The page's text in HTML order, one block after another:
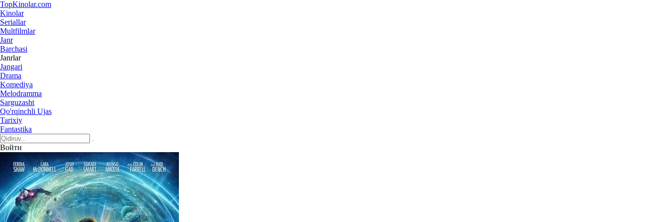
TopKinolar.com
Kinolar
Seriallar
Multfilmlar
Janr
Barchasi
Janrlar
Jangari
Drama
Komediya
Melodramma
Sarguzasht
Qo'rqinchli Ujas
Tarixiy
Fantastika
Войти